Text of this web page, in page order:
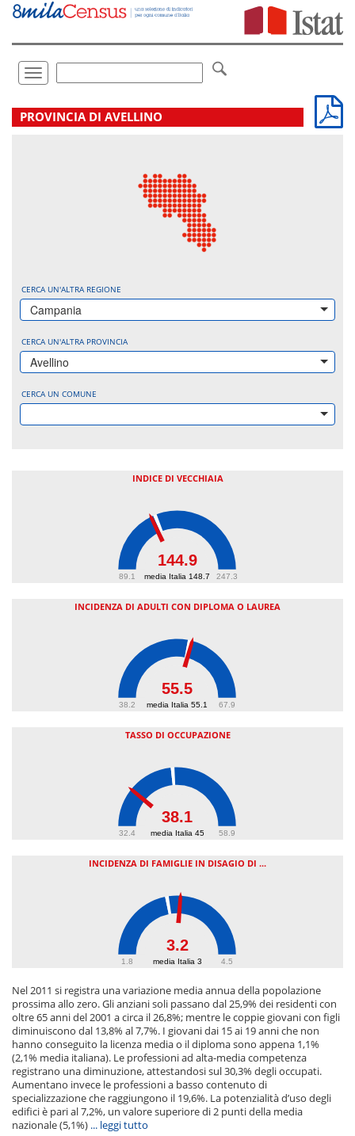
Vai
direttamente
Toggle
navigation
.
PROVINCIA DI AVELLINO
CERCA UN'ALTRA REGIONE
Campania
CERCA UN'ALTRA PROVINCIA
Avellino
CERCA UN COMUNE
INDICE DI VECCHIAIA
media Italia 148.7
144.9
89.1 247.3
INCIDENZA DI ADULTI CON DIPLOMA O LAUREA
media Italia 55.1
55.5
38.2 67.9
TASSO DI OCCUPAZIONE
media Italia 45
38.1
32.4 58.9
INCIDENZA DI FAMIGLIE IN DISAGIO DI ...
media Italia 3
3.2
1.8 4.5
Nel 2011 si registra una variazione media annua della popolazione
prossima allo zero. Gli anziani soli passano dal 25,9% dei residenti con
oltre 65 anni del 2001 a circa il 26,8%; mentre le coppie giovani con figli
diminuiscono dal 13,8% al 7,7%. I giovani dai 15 ai 19 anni che non
hanno conseguito la licenza media o il diploma sono appena 1,1%
(2,1% media italiana). Le professioni ad alta-media competenza
registrano una diminuzione, attestandosi sul 30,3% degli occupati.
Aumentano invece le professioni a basso contenuto di
specializzazione che raggiungono il 19,6%. La potenzialità d’uso degli
edifici è pari al 7,2%, un valore superiore di 2 punti della media
nazionale (5,1%) ... leggi tutto